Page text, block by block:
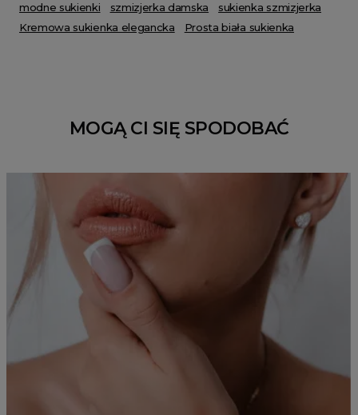
modne sukienki
szmizjerka damska
sukienka szmizjerka
Kremowa sukienka elegancka
Prosta biała sukienka
MOGĄ CI SIĘ SPODOBAĆ